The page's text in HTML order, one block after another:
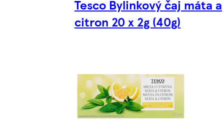
Tesco Bylinkový čaj máta a
citron 20 x 2g (40g)